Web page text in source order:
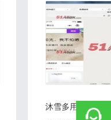
沐雪多用户小程